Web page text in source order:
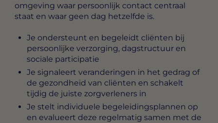
omgeving waar persoonlijk contact centraal
staat en waar geen dag hetzelfde is.
Je ondersteunt en begeleidt cliënten bij
persoonlijke verzorging, dagstructuur en
sociale participatie
Je signaleert veranderingen in het gedrag of
de gezondheid van cliënten en schakelt
tijdig de juiste zorgverleners in
Je stelt individuele begeleidingsplannen op
en evalueert deze regelmatig samen met de